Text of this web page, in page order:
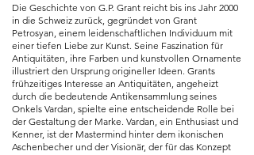
Die Geschichte von G.P. Grant reicht bis ins Jahr 2000
in die Schweiz zurück, gegründet von Grant
Petrosyan, einem leidenschaftlichen Individuum mit
einer tiefen Liebe zur Kunst. Seine Faszination für
Antiquitäten, ihre Farben und kunstvollen Ornamente
illustriert den Ursprung origineller Ideen. Grants
frühzeitiges Interesse an Antiquitäten, angeheizt
durch die bedeutende Antikensammlung seines
Onkels Vardan, spielte eine entscheidende Rolle bei
der Gestaltung der Marke. Vardan, ein Enthusiast und
Kenner, ist der Mastermind hinter dem ikonischen
Aschenbecher und der Visionär, der für das Konzept